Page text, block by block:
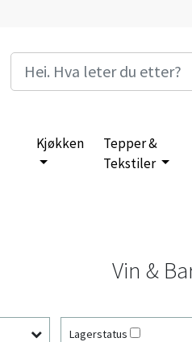
Kjøkken
Tepper &
Tekstiler
Vin &
Lagerstatus